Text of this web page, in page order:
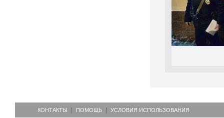
КОНТАКТЫ ПОМОЩЬ УСЛОВИЯ ИСПОЛЬЗОВАНИЯ